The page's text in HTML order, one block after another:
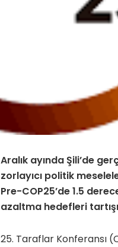
Aralık ayında Şili’de
zorlayıcı politik
Pre-COP25’de 1.5
azaltma hedefleri
25. Taraflar Konferansı